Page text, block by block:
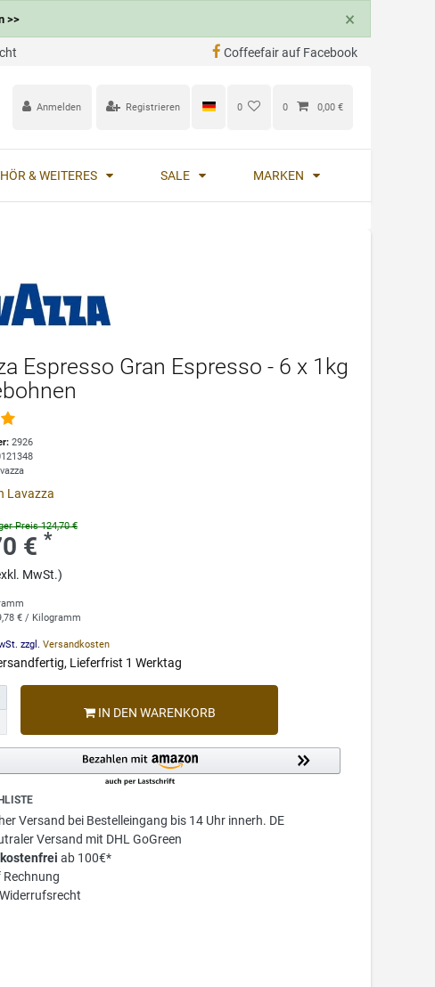
>> ×
Coffeefair auf Facebook
Anmelden Registrieren 0 0 0,00 €
& WEITERES SALE MARKEN
Espresso Gran Espresso - 6 x 1kg
2926
Lavazza
Preis 124,70 €
€*
MwSt.)
€ / Kilogramm
zzgl. Versandkosten
Lieferfrist 1 Werktag
IN DEN WARENKORB
Versand bei Bestelleingang bis 14 Uhr innerh. DE
Versand mit DHL GoGreen
ab 100€*